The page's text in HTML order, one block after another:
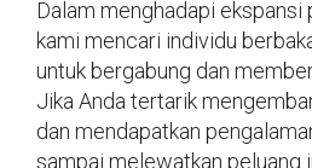
Dalam menghadapi ekspansi
kami mencari individu
untuk bergabung dan
Jika Anda tertarik
dan mendapatkan
sampai melewatkan peluang